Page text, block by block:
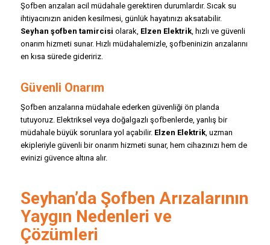
Şofben arızaları acil müdahale gerektiren durumlardır. Sıcak su
ihtiyacınızın aniden kesilmesi, günlük hayatınızı aksatabilir.
Seyhan şofben tamircisi olarak, Elzen Elektrik, hızlı ve güvenli
onarım hizmeti sunar. Hızlı müdahalemizle, şofbeninizin arızalarını
en kısa sürede gideririz.
Güvenli Onarım
Şofben arızalarına müdahale ederken güvenliği ön planda
tutuyoruz. Elektriksel veya doğalgazlı şofbenlerde, yanlış bir
müdahale büyük sorunlara yol açabilir. Elzen Elektrik, uzman
ekipleriyle güvenli bir onarım hizmeti sunar, hem cihazınızı hem de
evinizi güvence altına alır.
Seyhan’da Şofben Arızalarının
Yaygın Nedenleri ve
Çözümleri